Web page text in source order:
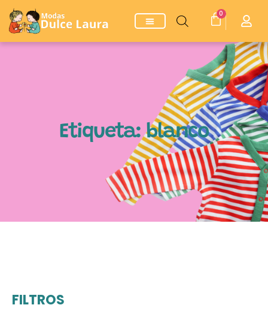
0
Etiqueta: blanco
FILTROS